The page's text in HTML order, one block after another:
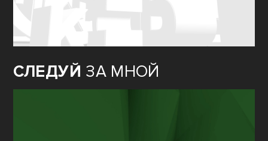
СЛЕДУЙ ЗА МНОЙ